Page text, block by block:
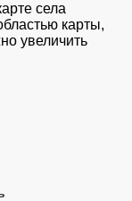
села
карты,
увеличить